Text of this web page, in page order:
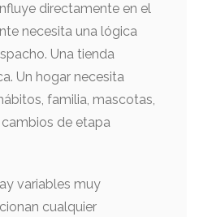
directamente en el
necesita una lógica
Una tienda
Un hogar necesita
familia, mascotas,
de etapa
variables muy
cualquier